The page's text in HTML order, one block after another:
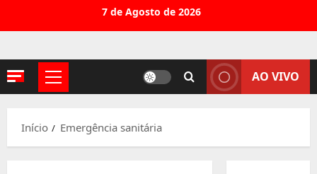
conteúdo
7 de Agosto de 2026
Menu
AO VIVO
Início Emergência sanitária